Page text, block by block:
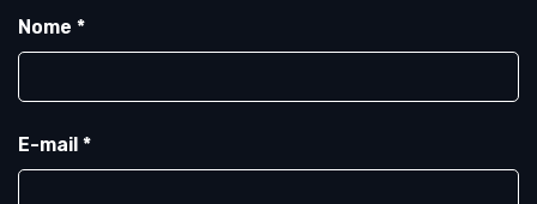
Nome *
E-mail *